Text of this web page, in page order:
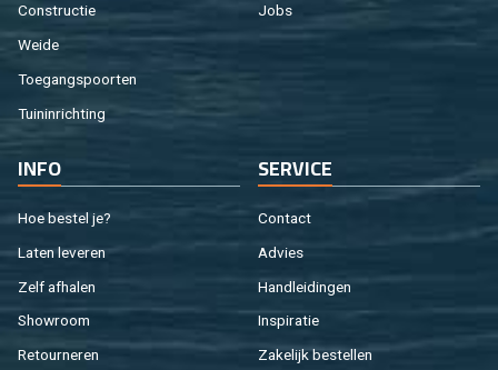
Con­struc­tie
Weide
Toe­gangs­poor­ten
Tuin­in­rich­ting
Jobs
INFO
Hoe be­stel je?
Laten le­ve­ren
Zelf af­ha­len
Show­room
Re­tour­ne­ren
SER­VI­CE
Con­tact
Ad­vies
Hand­lei­din­gen
In­spi­ra­tie
Za­ke­lijk be­stel­len